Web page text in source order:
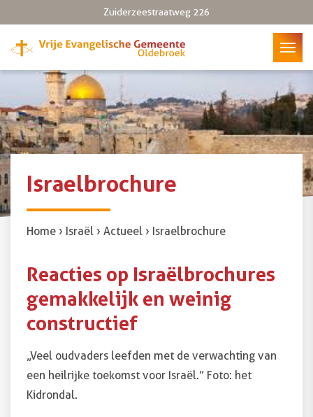
Zuiderzeestraatweg 226
8096 CH Oldebroek
Israelbrochure
Home› Israël› Actueel› Israelbrochure
Reacties op Israëlbrochures
gemakkelijk en weinig
constructief
„Veel oudvaders leefden met de verwachting van
een heilrijke toekomst voor Israël.” Foto: het
Kidrondal.